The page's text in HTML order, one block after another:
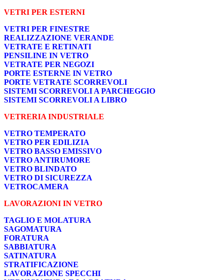
VETRI PER ESTERNI
VETRI PER FINESTRE
REALIZZAZIONE VERANDE
VETRATE E RETINATI
PENSILINE IN VETRO
VETRATE PER NEGOZI
PORTE ESTERNE IN VETRO
PORTE VETRATE SCORREVOLI
SISTEMI SCORREVOLI A PARCHEGGIO
SISTEMI SCORREVOLI A LIBRO
VETRERIA INDUSTRIALE
VETRO TEMPERATO
VETRO PER EDILIZIA
VETRO BASSO EMISSIVO
VETRO ANTIRUMORE
VETRO BLINDATO
VETRO DI SICUREZZA
VETROCAMERA
LAVORAZIONI IN VETRO
TAGLIO E MOLATURA
SAGOMATURA
FORATURA
SABBIATURA
SATINATURA
STRATIFICAZIONE
LAVORAZIONE SPECCHI